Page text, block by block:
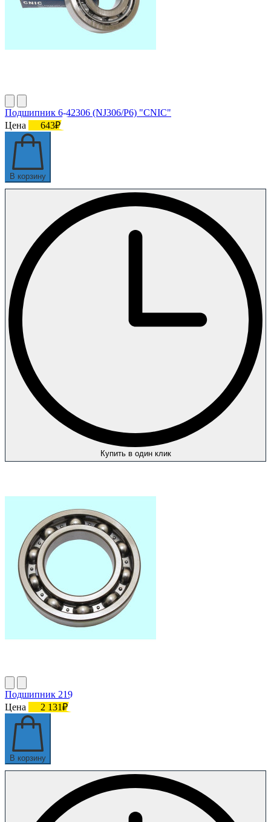
Подшипник 6-42306 (NJ306/P6) "СNIC"
Цена
643₽
В корзину
Купить в один клик
Подшипник 219
Цена
2 131₽
В корзину